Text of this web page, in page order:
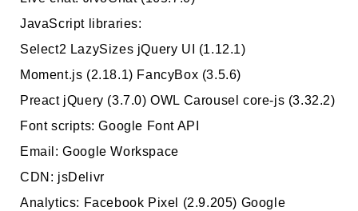
JavaScript libraries:
Select2 LazySizes jQuery UI (1.12.1)
Moment.js (2.18.1) FancyBox (3.5.6)
Preact jQuery (3.7.0) OWL Carousel core-js (3.32.2)
Font scripts: Google Font API
Email: Google Workspace
CDN: jsDelivr
Analytics: Facebook Pixel (2.9.205) Google